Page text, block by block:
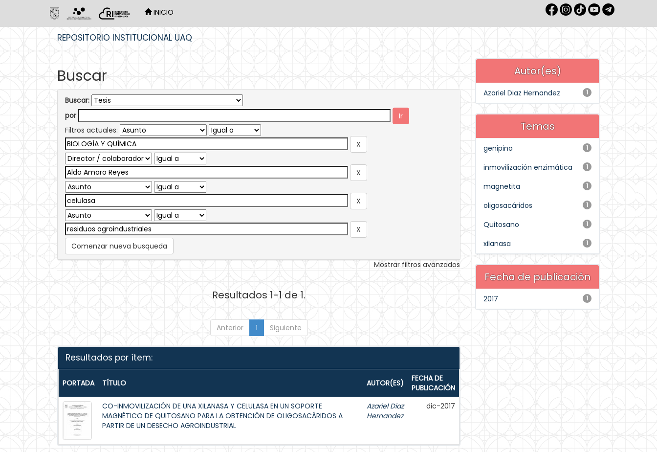
INICIO
REPOSITORIO INSTITUCIONAL UAQ
Buscar
Buscar:
por
Filtros actuales:
Comenzar nueva busqueda
Mostrar filtros avanzados
Resultados 1-1 de 1.
Anterior 1 Siguiente
Resultados por ítem:
PORTADA TÍTULO AUTOR(ES)
FECHA DE
PUBLICACIÓN
CO-INMOVILIZACIÓN DE UNA XILANASA Y CELULASA EN UN SOPORTE
MAGNÉTICO DE QUITOSANO PARA LA OBTENCIÓN DE OLIGOSACÁRIDOS A
PARTIR DE UN DESECHO AGROINDUSTRIAL
Azariel Diaz
Hernandez
dic-2017
Autor(es)
1
Azariel Diaz Hernandez
Temas
1
genipino
1
inmovilización enzimática
1
magnetita
1
oligosacáridos
1
Quitosano
1
xilanasa
Fecha de publicación
1
2017